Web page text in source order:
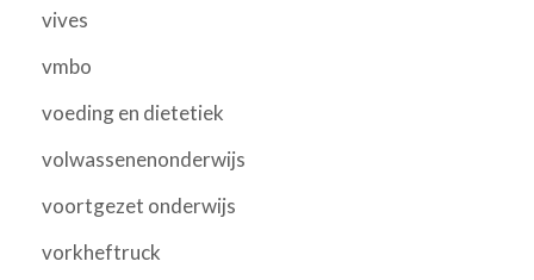
vives
vmbo
voeding en dietetiek
volwassenenonderwijs
voortgezet onderwijs
vorkheftruck